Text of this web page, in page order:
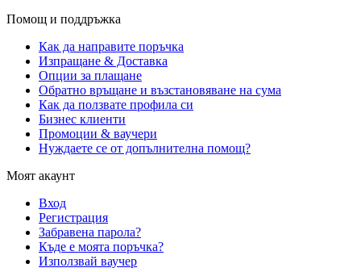
Помощ и поддръжка
Как да направите поръчка
Изпращане & Доставка
Опции за плащане
Обратно връщане и възстановяване на сума
Как да ползвате профила си
Бизнес клиенти
Промоции & ваучери
Нуждаете се от допълнителна помощ?
Моят акаунт
Вход
Регистрация
Забравена парола?
Къде е моята поръчка?
Използвай ваучер